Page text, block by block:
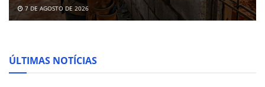
7 DE AGOSTO DE 2026
ÚLTIMAS NOTÍCIAS